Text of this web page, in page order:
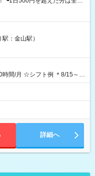
となります ★日払い
に現金GET♪ お仕事後はコン
：金山駅）
＊8/15～
：00～21：00 ＊8/31
：00～16：00 ＊9/6～
詳細へ